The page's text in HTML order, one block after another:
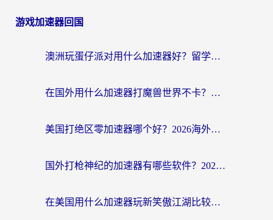
游戏加速器回国
澳洲玩蛋仔派对用什么加速器好？留学生亲测有效的国服游戏加速指南
在国外用什么加速器打魔兽世界不卡？海外党国服游戏流畅指南
美国打绝区零加速器哪个好？2026海外玩家实测指南（附英国部落冲突梦幻西游加速技巧）
国外打枪神纪的加速器有哪些软件？2026海外玩家亲测实用指南
在美国用什么加速器玩新笑傲江湖比较好一点？海外玩家亲测的靠谱方案